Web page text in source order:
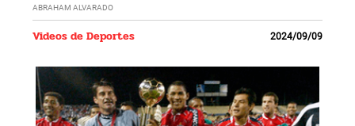
ABRAHAM ALVARADO
Videos de Deportes 2024/09/09